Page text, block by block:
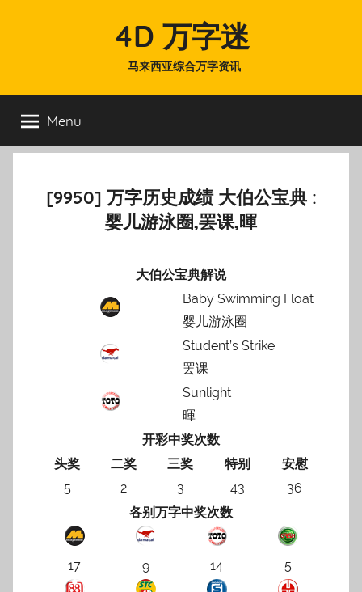
4D 万字迷
马来西亚综合万字资讯
Menu
[9950] 万字历史成绩 大伯公宝典 :
婴儿游泳圈,罢课,暉
大伯公宝典解说
Baby Swimming Float
婴儿游泳圈
Student’s Strike
罢课
Sunlight
暉
开彩中奖次数
头奖
二奖 三奖 特别
安慰
5
2 3 43
36
各别万字中奖次数
17 9 14 5